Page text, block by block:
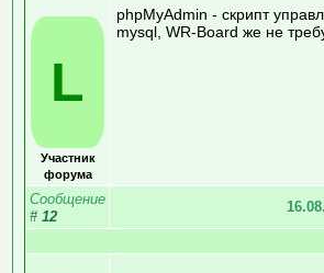
L
Участник
форума
phpMyAdmin - скрипт
mysql, WR-Board же не
Сообщение
# 12